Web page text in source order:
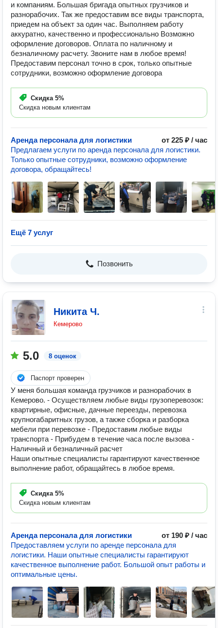
и компаниям. Большая бригада опытных грузчиков и
разнорабочих. Так же предоставим все виды транспорта,
приедем на объект за один час. Выполняем работу
аккуратно, качественно и профессионально Возможно
оформление договоров. Оплата по наличному и
безналичному расчету. Звоните нам в любое время!
Предоставим персонал точно в срок, только опытные
сотрудники, возможно оформление договора
Скидка 5%
Скидка новым клиентам
Аренда персонала для логистики
от 225 ₽ / час
Предлагаем услуги по аренда персонала для логистики.
Только опытные сотрудники, возможно оформление
договора, обращайтесь!
Ещё 7 услуг
Позвонить
Никита Ч.
Кемерово
5.0 8 оценок
Паспорт проверен
У меня большая команда грузчиков и разнорабочих в
Кемерово. - Осуществляем любые виды грузоперевозок:
квартирные, офисные, дачные переезды, перевозка
крупногабаритных грузов, а также сборка и разборка
мебели при перевозке - Предоставим любые виды
транспорта - Прибудем в течение часа после вызова -
Наличный и безналичный расчет
Наши опытные специалисты гарантируют качественное
выполнение работ, обращайтесь в любое время.
Скидка 5%
Скидка новым клиентам
Аренда персонала для логистики
от 190 ₽ / час
Предоставляем услуги по аренде персонала для
логистики. Наши опытные специалисты гарантируют
качественное выполнение работ. Большой опыт работы и
оптимальные цены.